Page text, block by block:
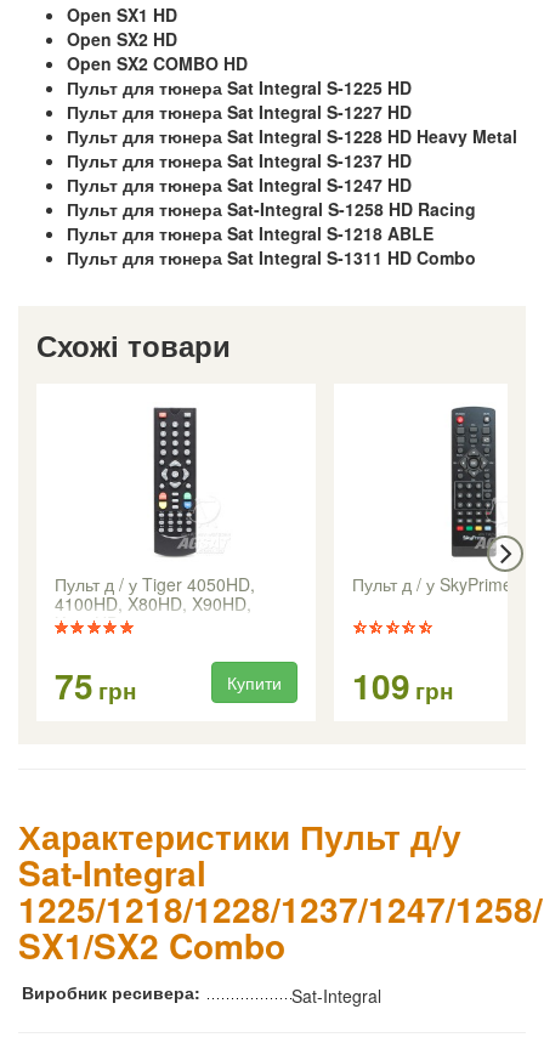
Open SX1 HD
Open SX2 HD
Open SX2 COMBO HD
Пульт для тюнера Sat Integral S-1225 HD
Пульт для тюнера Sat Integral S-1227 HD
Пульт для тюнера Sat Integral S-1228 HD Heavy Metal
Пульт для тюнера Sat Integral S-1237 HD
Пульт для тюнера Sat Integral S-1247 HD
Пульт для тюнера Sat-Integral S-1258 HD Racing
Пульт для тюнера Sat Integral S-1218 ABLE
Пульт для тюнера Sat Integral S-1311 HD Combo
Схожі товари
Пульт д / у Tiger 4050HD,
4100HD, X80HD, X90HD,
X100HD
75 грн Купити
Пульт д / у SkyPrime V
109 грн
Характеристики Пульт д/у
Sat-Integral
1225/1218/1228/1237/1247/
SX1/SX2 Combo
Виробник ресивера: Sat-Integral